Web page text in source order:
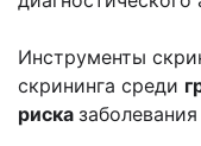
Инструменты
скрининга среди
риска